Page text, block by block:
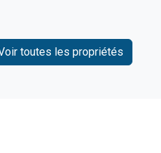
toutes les propriétés